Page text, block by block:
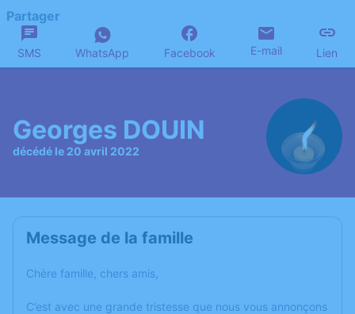
Partager
SMS WhatsApp Facebook E-mail Lien
Georges DOUIN
décédé le 20 avril 2022
Message de la famille
Chère famille, chers amis,
C’est avec une grande tristesse que nous vous annonçons